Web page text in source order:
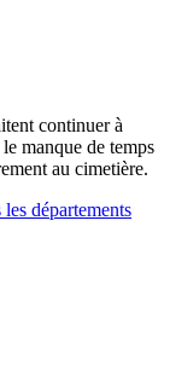
continuer à
manque de temps
au cimetière.
les départements